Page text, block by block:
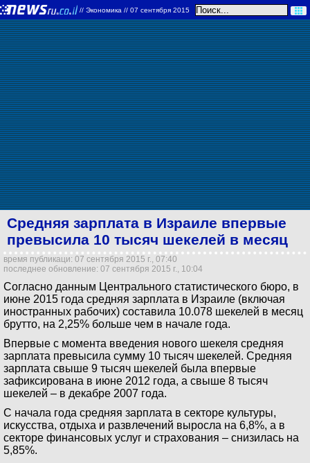
// Экономика // 07 сентября 2015
Средняя зарплата в Израиле впервые
превысила 10 тысяч шекелей в месяц
время публикаци: 07 сентября 2015 г., 07:40
последнее обновление: 07 сентября 2015 г., 10:04
Согласно данным Центрального статистического бюро, в
июне 2015 года средняя зарплата в Израиле (включая
иностранных рабочих) составила 10.078 шекелей в месяц
брутто, на 2,25% больше чем в начале года.
Впервые с момента введения нового шекеля средняя
зарплата превысила сумму 10 тысяч шекелей. Средняя
зарплата свыше 9 тысяч шекелей была впервые
зафиксирована в июне 2012 года, а свыше 8 тысяч
шекелей – в декабре 2007 года.
С начала года средняя зарплата в секторе культуры,
искусства, отдыха и развлечений выросла на 6,8%, а в
секторе финансовых услуг и страхования – снизилась на
5,85%.